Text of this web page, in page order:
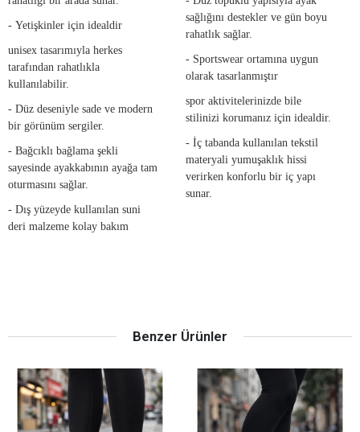
- Yetişkinler için idealdir
unisex tasarımıyla herkes
tarafından rahatlıkla
kullanılabilir.
- Düz deseniyle sade ve modern
bir görünüm sergiler.
- Bağcıklı bağlama şekli
sayesinde ayakkabının ayağa tam
oturmasını sağlar.
- Dış yüzeyde kullanılan suni
deri malzeme kolay bakım
sağlığını destekler ve gün boyu
rahatlık sağlar.
- Sportswear ortamına uygun
olarak tasarlanmıştır
spor aktivitelerinizde bile
stilinizi korumanız için idealdir.
- İç tabanda kullanılan tekstil
materyali yumuşaklık hissi
verirken konforlu bir iç yapı
sunar.
Benzer Ürünler